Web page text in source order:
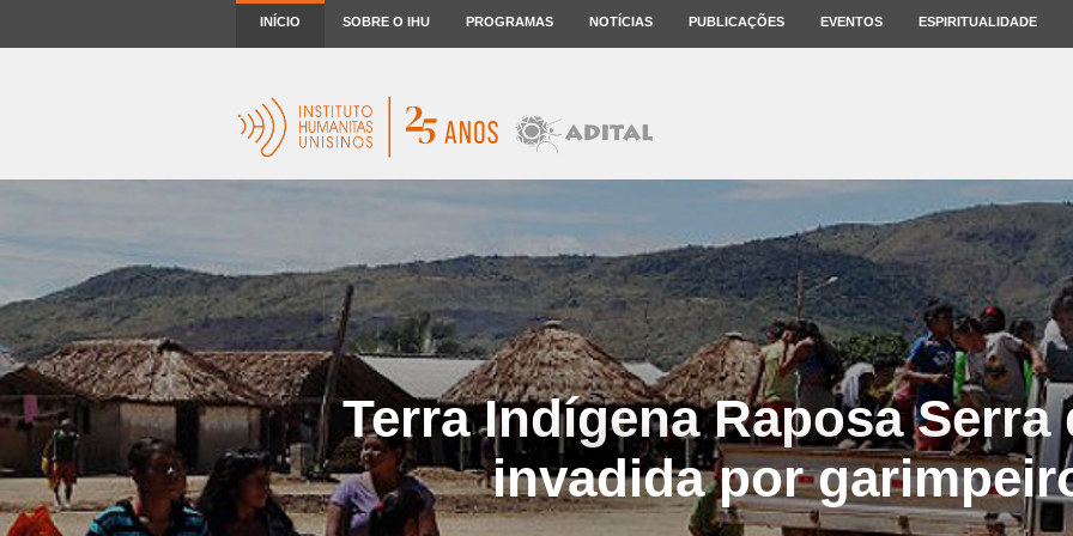
INÍCIO SOBRE O IHU PROGRAMAS NOTÍCIAS PUBLICAÇÕES EVENTOS ESPIRITUALIDADE
Terra Indígena Raposa Serra
invadida por